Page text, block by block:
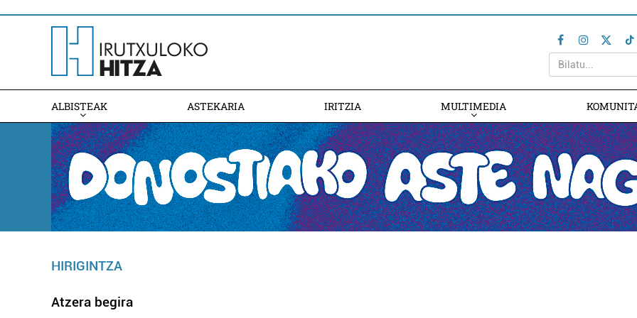
ALBISTEAK ASTEKARIA IRITZIA MULTIMEDIA
HIRIGINTZA
Atzera begira